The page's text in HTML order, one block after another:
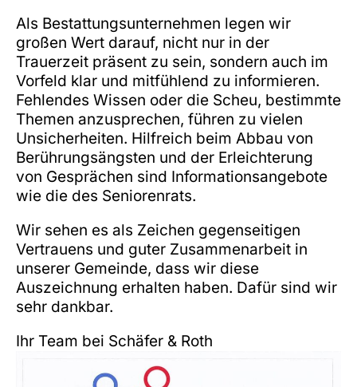
Als Bestattungsunternehmen legen wir
großen Wert darauf, nicht nur in der
Trauerzeit präsent zu sein, sondern auch im
Vorfeld klar und mitfühlend zu informieren.
Fehlendes Wissen oder die Scheu, bestimmte
Themen anzusprechen, führen zu vielen
Unsicherheiten. Hilfreich beim Abbau von
Berührungsängsten und der Erleichterung
von Gesprächen sind Informationsangebote
wie die des Seniorenrats.
Wir sehen es als Zeichen gegenseitigen
Vertrauens und guter Zusammenarbeit in
unserer Gemeinde, dass wir diese
Auszeichnung erhalten haben. Dafür sind wir
sehr dankbar.
Ihr Team bei Schäfer & Roth